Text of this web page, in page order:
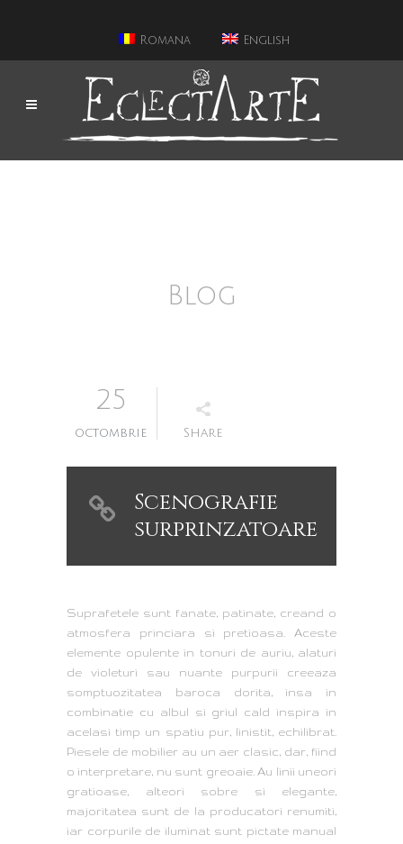
Romana English
Blog
25
octombrie Share
Scenografie
surprinzatoare
Suprafetele sunt fanate, patinate, creand o
atmosfera princiara si pretioasa. Aceste
elemente opulente in tonuri de auriu, alaturi
de violeturi sau nuante purpurii creeaza
somptuozitatea baroca dorita, insa in
combinatie cu albul si griul cald inspira in
acelasi timp un spatiu pur, linistit, echilibrat.
Piesele de mobilier au un aer clasic, dar, fiind
o interpretare, nu sunt greoaie. Au linii uneori
gratioase, alteori sobre si elegante,
majoritatea sunt de la producatori renumiti,
iar corpurile de iluminat sunt pictate manual